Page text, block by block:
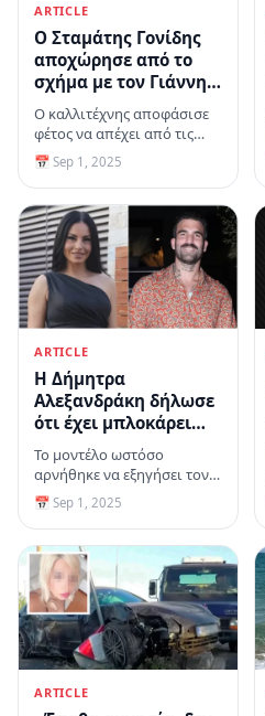
ARTICLE
Ο Σταμάτης Γονίδης
αποχώρησε από το
σχήμα με τον Γιάννη
Πλούταρχο - «Θα
έπρεπε να σέβονται
την ιστορία μου»
αναφέρει σε
ανακοίνωσή του
Ο καλλιτέχνης αποφάσισε
φέτος να απέχει από τις
νυχτερινές πίστες
📅 Sep 1, 2025
ARTICLE
H Δήμητρα
Αλεξανδράκη δήλωσε
ότι έχει μπλοκάρει
τον Δημήτρη
Αλεξάνδρου στο
Instagram
Το μοντέλο ωστόσο
αρνήθηκε να εξηγήσει τον
λόγο
📅 Sep 1, 2025
ARTICLE